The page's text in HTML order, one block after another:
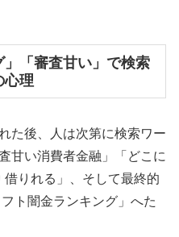
」「審査甘い」で検索
心理
た後、人は次第に検索ワー
甘い消費者金融」「どこに
借りれる」、そして最終的
ト闇金ランキング」へた